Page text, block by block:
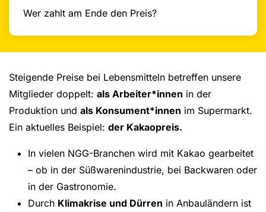
Wer zahlt am Ende den Preis?
Steigende Preise bei Lebensmitteln betreffen unsere
Mitglieder doppelt: als Arbeiter*innen in der
Produktion und als Konsument*innen im Supermarkt.
Ein aktuelles Beispiel: der Kakaopreis.
In vielen NGG-Branchen wird mit Kakao gearbeitet
– ob in der Süßwarenindustrie, bei Backwaren oder
in der Gastronomie.
Durch Klimakrise und Dürren in Anbauländern ist